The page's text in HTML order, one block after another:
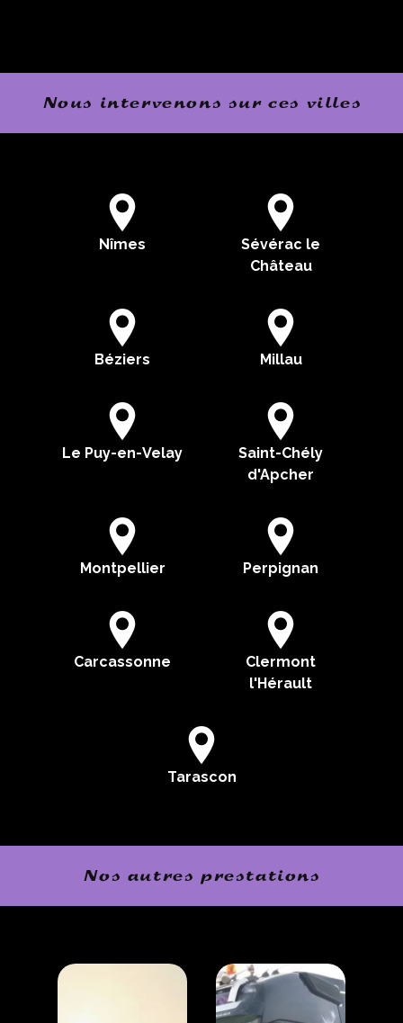
Nous intervenons sur ces villes
Nîmes
Sévérac le
Château
Béziers Millau
Le Puy-en-Velay
Saint-Chély
d'Apcher
Montpellier Perpignan
Carcassonne
Clermont
l'Hérault
Tarascon
Nos autres prestations